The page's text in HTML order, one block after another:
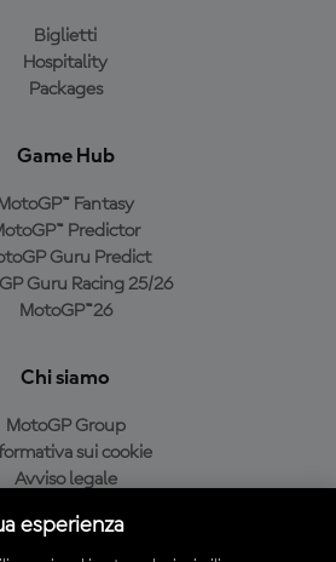
Biglietti
Hospitality
Packages
Game Hub
MotoGP™ Fantasy
Predictor
Guru Predict
Guru Racing 25/26
MotoGP™26
Chi siamo
MotoGP Group
sui cookie
Avviso legale
di acquisto
esperienza